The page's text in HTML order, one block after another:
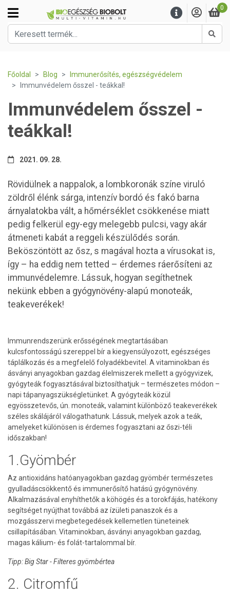
0
Főoldal Blog
Immunerősítés, egészségvédelem
Immunvédelem ősszel - teákkal!
Immunvédelem ősszel -
teákkal!
2021. 09. 28.
Rövidülnek a nappalok, a lombkoronák színe viruló
zöldről élénk sárga, intenzív bordó és fakó barna
árnyalatokba vált, a hőmérséklet csökkenése miatt
pedig felkerül egy-egy melegebb pulcsi, vagy akár
átmeneti kabát a reggeli készülődés során.
Beköszöntött az ősz, s magával hozta a vírusokat is,
így – ha eddig nem tetted – érdemes ráerősíteni az
immunvédelemre. Lássuk, hogyan segíthetnek
nekünk ebben a gyógynövény-alapú monoteák,
teakeverékek!
Immunrendszerünk erősségének megtartásában
kulcsfontosságú szereppel bír a kiegyensúlyozott, egészséges
táplálkozás és a megfelelő folyadékbevitel. A vitaminokban és
ásványi anyagokban gazdag élelmiszerek mellett a gyógyvizek,
gyógyteák fogyasztásával biztosíthatjuk – természetes módon –
napi tápanyagszükségletünket. A gyógyteák közül
egyösszetevős, ún. monoteák, valamint különböző teakeverékek
széles skálájáról válogathatunk. Lássuk, melyek azok a teák,
amelyeket különösen is érdemes fogyasztani az őszi-téli
időszakban!
1.Gyömbér
Az antioxidáns hatóanyagokban gazdag gyömbér természetes
gyulladáscsökkentő és immunerősítő hatású gyógynövény.
Alkalmazásával enyhíthetők a köhögés és a torokfájás, hatékony
segítséget nyújthat továbbá az ízületi panaszok és a
mozgásszervi megbetegedések kellemetlen tüneteinek
csillapításában. Vitaminokban, ásványi anyagokban gazdag,
magas kálium- és folát-tartalommal bír.
Tipp: Big Star - Filteres gyömbértea
2. Citromfű